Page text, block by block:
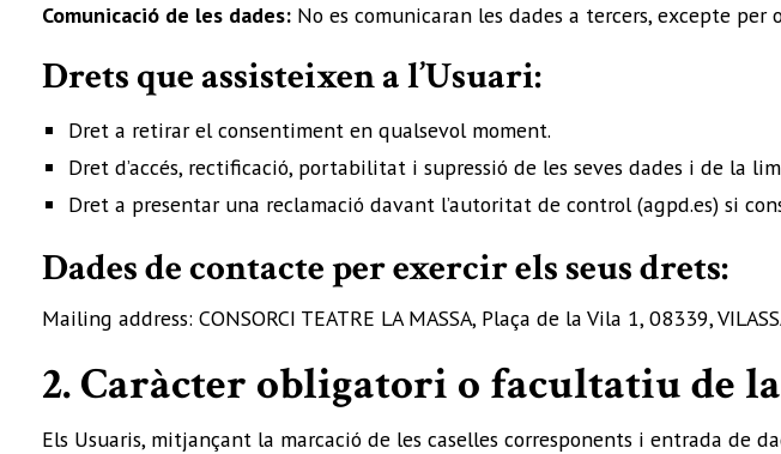
Comunicació de les dades: No es comunicaran les dades a tercers, excepte per
Drets que assisteixen a l’Usuari:
Dret a retirar el consentiment en qualsevol moment.
Dret d’accés, rectificació, portabilitat i supressió de les seves dades i de la
Dret a presentar una reclamació davant l’autoritat de control (agpd.es) si
Dades de contacte per exercir els seus drets:
Mailing address: CONSORCI TEATRE LA MASSA, Plaça de la Vila 1, 08339,
2. Caràcter obligatori o facultatiu de
Els Usuaris, mitjançant la marcació de les caselles corresponents i entrada de